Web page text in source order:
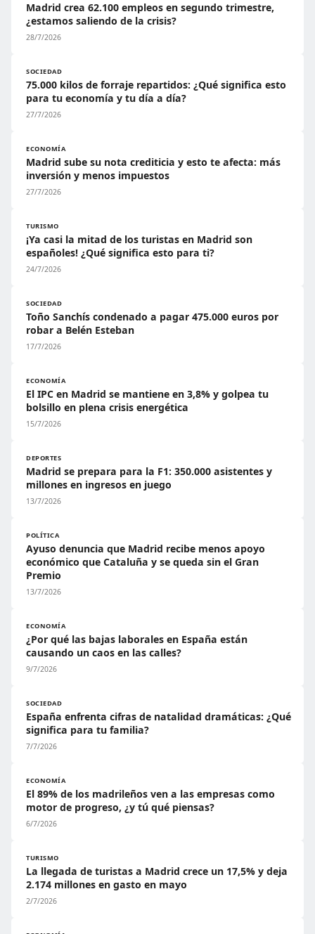
Madrid crea 62.100 empleos en segundo trimestre,
¿estamos saliendo de la crisis?
28/7/2026
SOCIEDAD
75.000 kilos de forraje repartidos: ¿Qué significa esto
para tu economía y tu día a día?
27/7/2026
ECONOMÍA
Madrid sube su nota crediticia y esto te afecta: más
inversión y menos impuestos
27/7/2026
TURISMO
¡Ya casi la mitad de los turistas en Madrid son
españoles! ¿Qué significa esto para ti?
24/7/2026
SOCIEDAD
Toño Sanchís condenado a pagar 475.000 euros por
robar a Belén Esteban
17/7/2026
ECONOMÍA
El IPC en Madrid se mantiene en 3,8% y golpea tu
bolsillo en plena crisis energética
15/7/2026
DEPORTES
Madrid se prepara para la F1: 350.000 asistentes y
millones en ingresos en juego
13/7/2026
POLÍTICA
Ayuso denuncia que Madrid recibe menos apoyo
económico que Cataluña y se queda sin el Gran
Premio
13/7/2026
ECONOMÍA
¿Por qué las bajas laborales en España están
causando un caos en las calles?
9/7/2026
SOCIEDAD
España enfrenta cifras de natalidad dramáticas: ¿Qué
significa para tu familia?
7/7/2026
ECONOMÍA
El 89% de los madrileños ven a las empresas como
motor de progreso, ¿y tú qué piensas?
6/7/2026
TURISMO
La llegada de turistas a Madrid crece un 17,5% y deja
2.174 millones en gasto en mayo
2/7/2026